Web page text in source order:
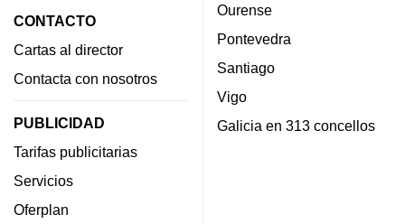
CONTACTO
Cartas al director
Contacta con nosotros
PUBLICIDAD
Tarifas publicitarias
Servicios
Oferplan
Ourense
Pontevedra
Santiago
Vigo
Galicia en 313 concellos